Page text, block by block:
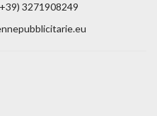
3271908249